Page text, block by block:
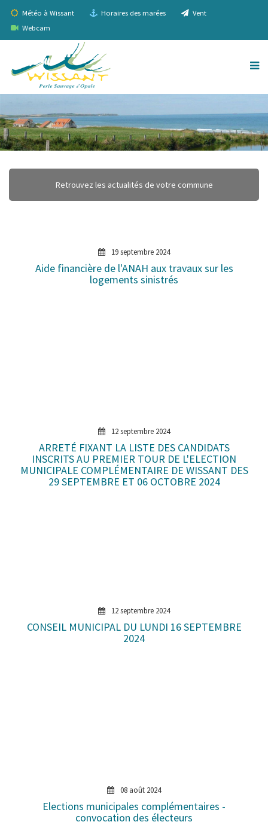
Météo à Wissant Horaires des marées
Vent
Webcam
Retrouvez les actualités de votre commune
19 septembre 2024
Aide financière de l'ANAH aux travaux sur les
logements sinistrés
12 septembre 2024
ARRETÉ FIXANT LA LISTE DES CANDIDATS
INSCRITS AU PREMIER TOUR DE L'ELECTION
MUNICIPALE COMPLÉMENTAIRE DE WISSANT DES
29 SEPTEMBRE ET 06 OCTOBRE 2024
12 septembre 2024
CONSEIL MUNICIPAL DU LUNDI 16 SEPTEMBRE
2024
08 août 2024
Elections municipales complémentaires -
convocation des électeurs